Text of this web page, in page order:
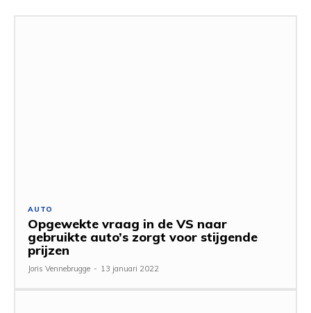
AUTO
Opgewekte vraag in de VS naar
gebruikte auto’s zorgt voor stijgende
prijzen
Joris Vennebrugge - 13 januari 2022